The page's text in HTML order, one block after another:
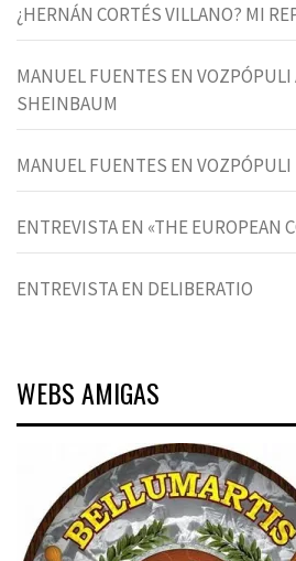
¿HERNÁN CORTÉS VILLANO? MI
MANUEL FUENTES EN VOZPÓPULI
SHEINBAUM
MANUEL FUENTES EN VOZPÓPULI
ENTREVISTA EN «THE EUROPEAN
ENTREVISTA EN DELIBERATIO
WEBS AMIGAS